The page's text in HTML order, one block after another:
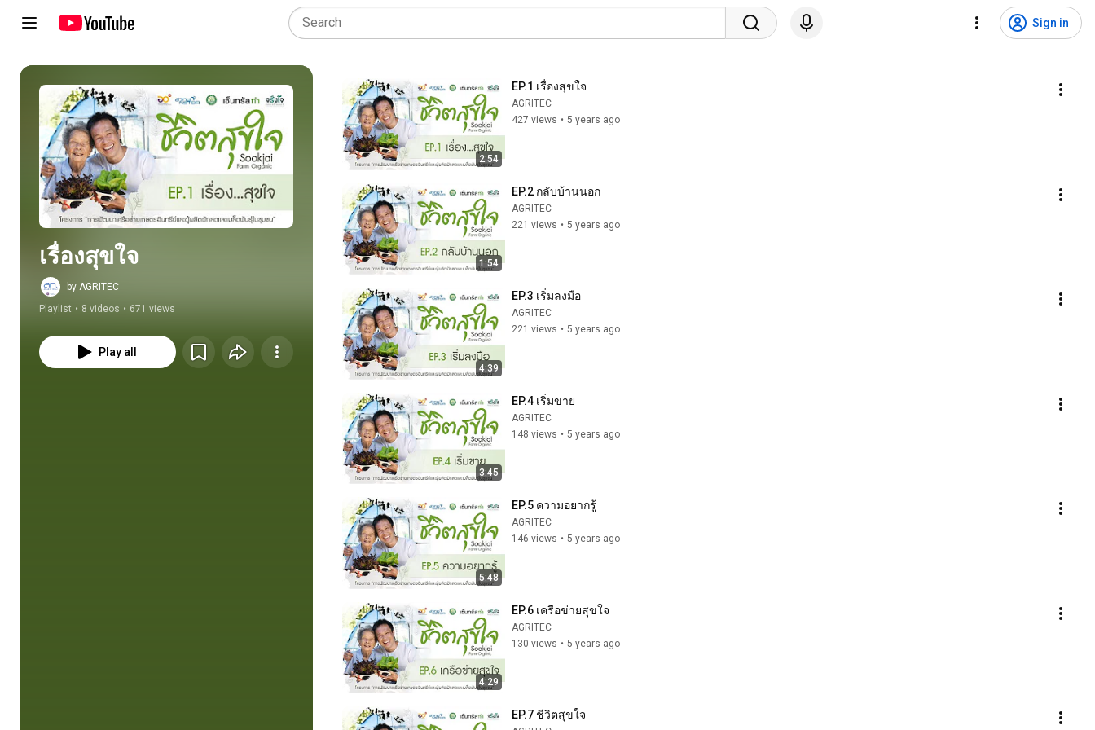
Sign in
Play all
เรื่องสุขใจ
by AGRITEC
Playlist • 8 videos • 671 views
Play all
2:54
EP.1 เรื่องสุขใจ
AGRITEC
427 views • 5 years ago
1:54
EP.2 กลับบ้านนอก
AGRITEC
221 views • 5 years ago
4:39
EP.3 เริ่มลงมือ
AGRITEC
221 views • 5 years ago
3:45
EP.4 เริ่มขาย
AGRITEC
148 views • 5 years ago
5:48
EP.5 ความอยากรู้
AGRITEC
146 views • 5 years ago
4:29
EP.6 เครือข่ายสุขใจ
AGRITEC
130 views • 5 years ago
EP.7 ชีวิตสุขใจ